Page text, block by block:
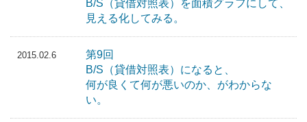
B/S（貸借対照表）を面積グラフにして、
見える化してみる。
2015.02.6
第9回
B/S（貸借対照表）になると、
何が良くて何が悪いのか、がわからな
い。